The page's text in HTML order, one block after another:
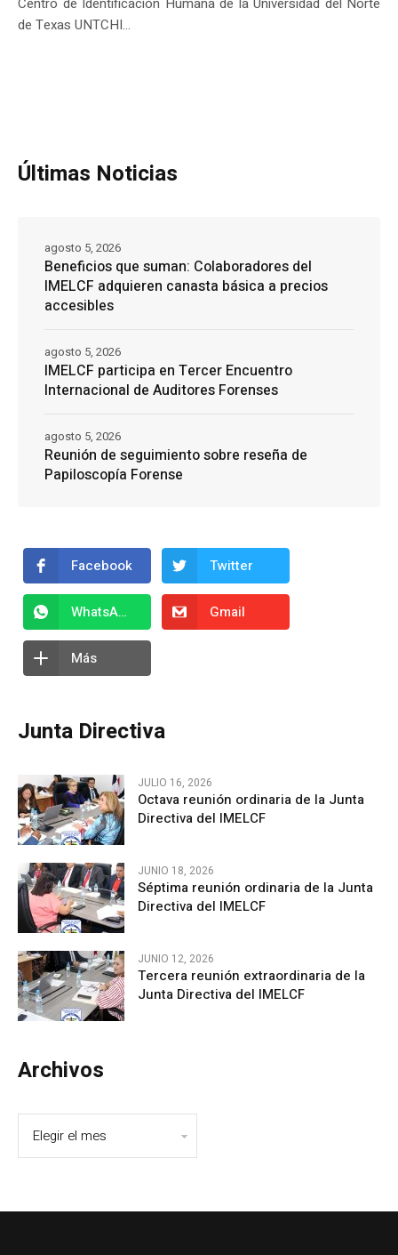
de Texas UNTCHI...
Últimas Noticias
Beneficios que suman: Colaboradores del
IMELCF adquieren canasta básica a precios
accesibles
agosto 5, 2026
IMELCF participa en Tercer Encuentro
Internacional de Auditores Forenses
agosto 5, 2026
Reunión de seguimiento sobre reseña de
Papiloscopía Forense
agosto 5, 2026
Facebook Twitter
WhatsApp Gmail
Más
Junta Directiva
JULIO 16, 2026
Octava reunión ordinaria de la Junta
Directiva del IMELCF
JUNIO 18, 2026
Séptima reunión ordinaria de la Junta
Directiva del IMELCF
JUNIO 12, 2026
Tercera reunión extraordinaria de la
Junta Directiva del IMELCF
Archivos